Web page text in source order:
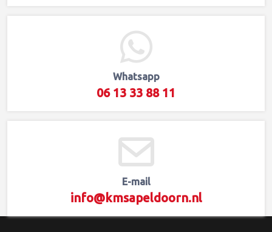
TCU (transmissie ECU)
Telefoon-Bluetoothmodule
Tellerpaneel
Whatsapp
06 13 33 88 11
E-mail
info@kmsapeldoorn.nl